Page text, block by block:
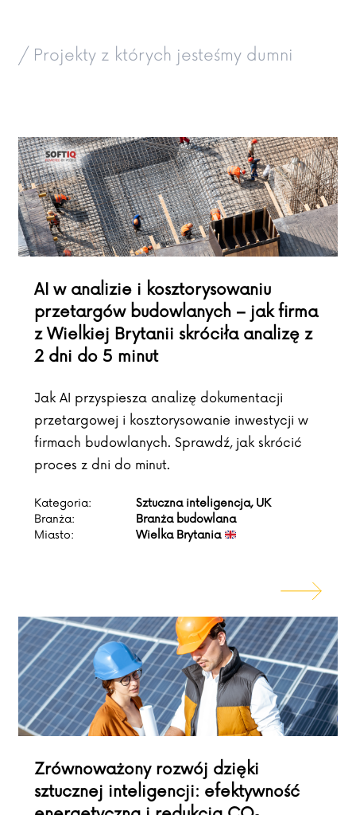
/ Projekty z których jesteśmy dumni
AI w analizie i kosztorysowaniu
przetargów budowlanych – jak firma
z Wielkiej Brytanii skróciła analizę z
2 dni do 5 minut
Jak AI przyspiesza analizę dokumentacji
przetargowej i kosztorysowanie inwestycji w
firmach budowlanych. Sprawdź, jak skrócić
proces z dni do minut.
Kategoria:
Sztuczna inteligencja, UK
Branża:
Branża budowlana
Miasto:
Wielka Brytania
Zrównoważony rozwój dzięki
sztucznej inteligencji: efektywność